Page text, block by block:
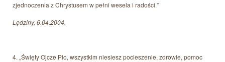
zjednoczenia z Chrystusem w pełni wesela i radości.”
Lędziny, 6.04.2004.
4. „Święty Ojcze Pio, wszystkim niesiesz pocieszenie, zdrowie, pomoc